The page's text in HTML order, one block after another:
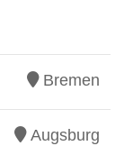
Bremen
Augsburg